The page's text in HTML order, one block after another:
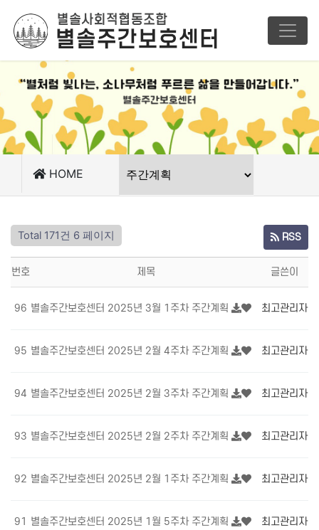
HOME
Total 171건 6 페이지 RSS
번호 제목 글쓴이
96 별솔주간보호센터 2025년 3월 1주차 주간계획 최고관리자
95 별솔주간보호센터 2025년 2월 4주차 주간계획 최고관리자
94 별솔주간보호센터 2025년 2월 3주차 주간계획 최고관리자
93 별솔주간보호센터 2025년 2월 2주차 주간계획 최고관리자
92 별솔주간보호센터 2025년 2월 1주차 주간계획 최고관리자
91 별솔주간보호센터 2025년 1월 5주차 주간계획 최고관리자